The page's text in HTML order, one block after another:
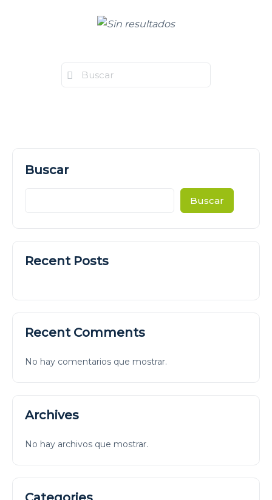
Buscar
Buscar
Recent Posts
Recent Comments
No hay comentarios que mostrar.
Archives
No hay archivos que mostrar.